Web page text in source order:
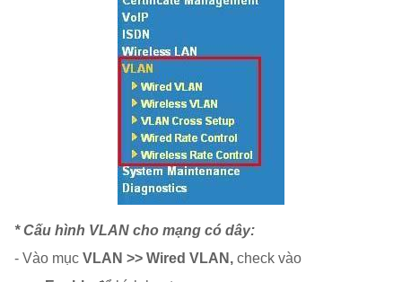
* Cấu hình VLAN cho mạng có dây:
- Vào mục VLAN >> Wired VLAN, check vào